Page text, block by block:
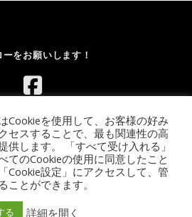
ーをお願いします！
ボルダリングウォール.com｜イベント
タル【全国対応】
FameThemes
Cookieを使用して、お客様の好み
セスすることで、最も関連性の高
供します。 「すべて受け入れる」
てのCookieの使用に同意したこと
Cookie設定」にアクセスして、管
ことができます。
る 詳細を開く